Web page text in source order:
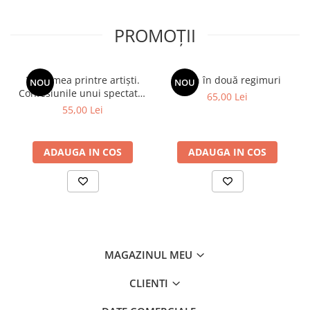
PROMOȚII
NOU
Viața mea printre artiști.
Confesiunile unui spectator
fidel
55,00 Lei
ADAUGA IN COS
NOU
Spion în două regimuri
65,00 Lei
ADAUGA IN COS
MAGAZINUL MEU
CLIENTI